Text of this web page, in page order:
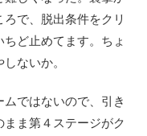
で、脱出条件をクリ
ど止めてます。ちょ
ないか。
ではないので、引き
ま第４ステージがク